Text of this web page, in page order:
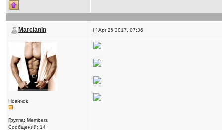
Marcianin Apr 26 2017, 07:36
Новичок
Группа: Members
Сообщений: 14